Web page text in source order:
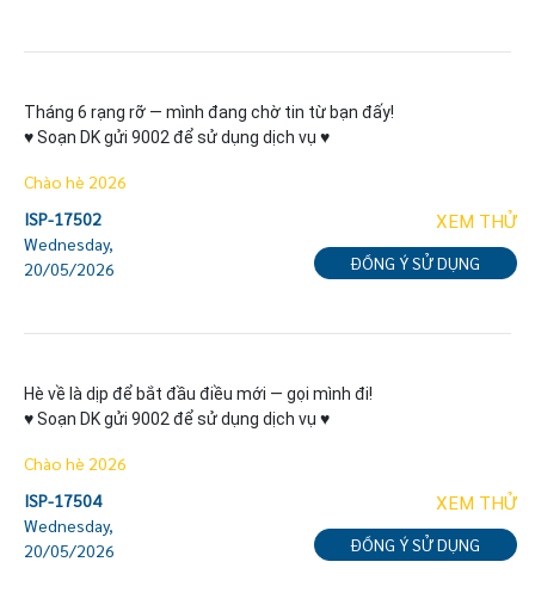
Tháng 6 rạng rỡ — mình đang chờ tin từ bạn đấy!
♥ Soạn DK gửi 9002 để sử dụng dịch vụ ♥
Chào hè 2026
ISP-17502
Wednesday,
20/05/2026
XEM THỬ
ĐỒNG Ý SỬ DỤNG
Hè về là dịp để bắt đầu điều mới — gọi mình đi!
♥ Soạn DK gửi 9002 để sử dụng dịch vụ ♥
Chào hè 2026
ISP-17504
Wednesday,
20/05/2026
XEM THỬ
ĐỒNG Ý SỬ DỤNG